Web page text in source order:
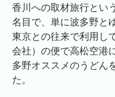
香川への取材旅行とい
名目で、単に波多野と
東京との往来で利用し
会社）の便で高松空港
多野オススメのうどん
た。